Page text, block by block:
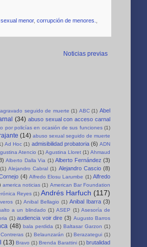
menor, corrupción de menores.
Noticias previas
seguido de muerte (1) ABC (1) Abel
(34) abuso sexual con acceso carnal
por policías en ocasión de sus funciones (1)
(14) abuso sexual seguido de muerte
Ad Hoc (1) admisibilidad probatoria (6) ADN
Atencio (1) Agustina Lloret (1) Ahmaud
Alberto Dalla Via (1) Alberto Fernández (3)
(1) Alejandro Cabral (1) Alejandro Cascio (8)
(4) Alfredo Elosu Larumbe (1) Alfredo
america noticias (1) American Bar Foundation
Reyes (1) Andrés Harfuch (117)
(1) Anibal Bellagio (1) Anibal Ibarra (3)
a un blindado (1) ASEP (1) Asesoría de
(1) audiencia voir dire (3) Augusto Barros
(48) bala perdida (1) Baltasar Garzon (1)
(1) Belaunzarán (1) Berazategui (1)
(13) Bravo (1) Brenda Barattini (1) brutalidad